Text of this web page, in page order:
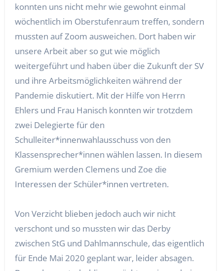
konnten uns nicht mehr wie gewohnt einmal
wöchentlich im Oberstufenraum treffen, sondern
mussten auf Zoom ausweichen. Dort haben wir
unsere Arbeit aber so gut wie möglich
weitergeführt und haben über die Zukunft der SV
und ihre Arbeitsmöglichkeiten während der
Pandemie diskutiert. Mit der Hilfe von Herrn
Ehlers und Frau Hanisch konnten wir trotzdem
zwei Delegierte für den
Schulleiter*innenwahlausschuss von den
Klassensprecher*innen wählen lassen. In diesem
Gremium werden Clemens und Zoe die
Interessen der Schüler*innen vertreten.
Von Verzicht blieben jedoch auch wir nicht
verschont und so mussten wir das Derby
zwischen StG und Dahlmannschule, das eigentlich
für Ende Mai 2020 geplant war, leider absagen.